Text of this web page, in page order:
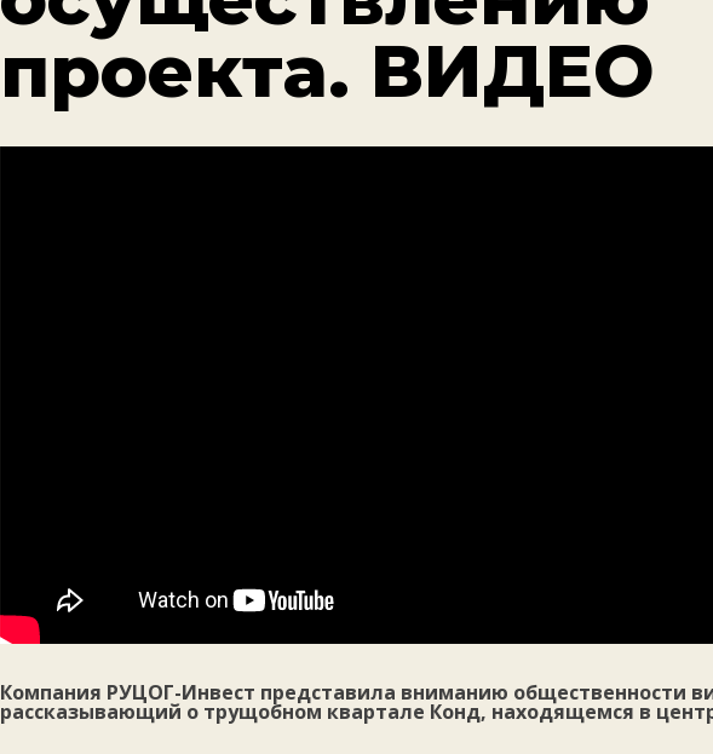
проекта. ВИДЕО
Компания РУЦОГ-Инвест представила вниманию общественности
рассказывающий о трущобном квартале Конд, находящемся в